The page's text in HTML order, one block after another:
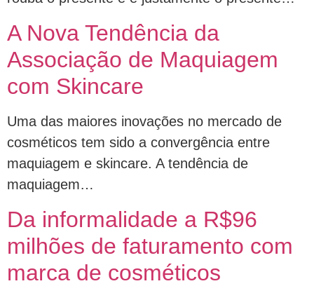
A Nova Tendência da
Associação de Maquiagem
com Skincare
Uma das maiores inovações no mercado de
cosméticos tem sido a convergência entre
maquiagem e skincare. A tendência de
maquiagem…
Da informalidade a R$96
milhões de faturamento com
marca de cosméticos